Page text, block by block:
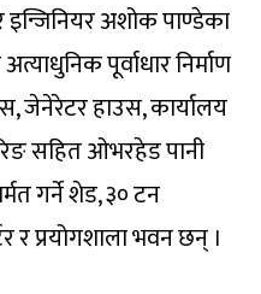
इन्जिनियर अशोक पाण्डेका
पूर्वाधार निर्माण
जेनेरेटर हाउस, कार्यालय
सहित ओभरहेड पानी
गर्ने शेड, ३० टन
र प्रयोगशाला भवन छन् ।